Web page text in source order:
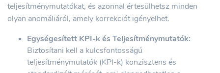
teljesítménymutatókat, és azonnal értesülhetsz minden
olyan anomáliáról, amely korrekciót igényelhet.
Egységesített KPI-k és Teljesítménymutatók:
Biztosítani kell a kulcsfontosságú
teljesítménymutatók (KPI-k) konzisztens és